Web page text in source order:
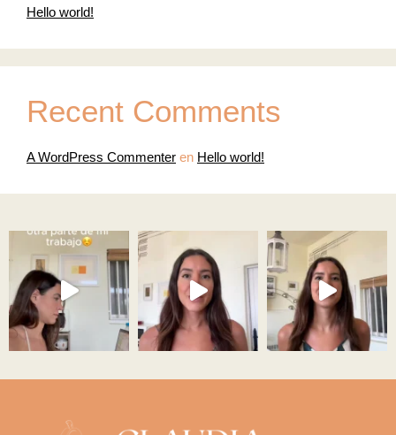
Hello world!
Recent Comments
A WordPress Commenter en Hello world!